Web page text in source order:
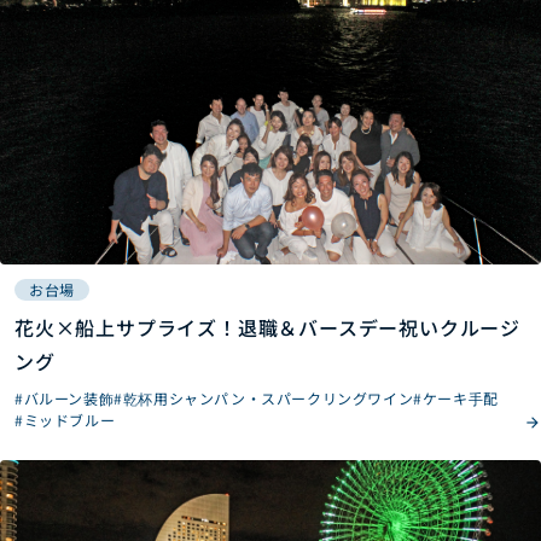
お台場
花火×船上サプライズ！退職＆バースデー祝いクルージ
ング
#バルーン装飾#乾杯用シャンパン・スパークリングワイン#ケーキ手配
#ミッドブルー